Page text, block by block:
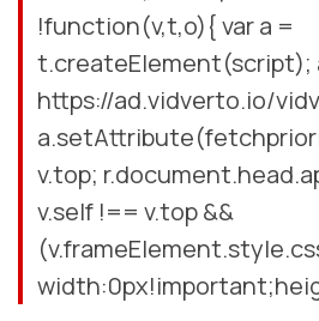
!function(v,t,o){ var a =
t.createElement(script);
https://ad.vidverto.io/
v.top;
v.self !== v.top &&